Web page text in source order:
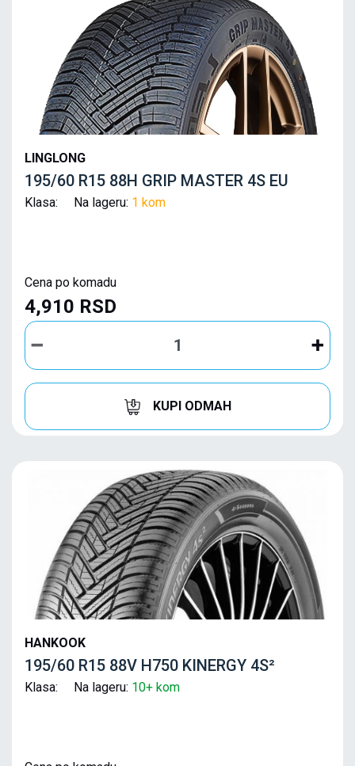
LINGLONG
195/60 R15 88H GRIP MASTER 4S EU
Klasa: Na lageru: 1 kom
Cena po komadu
4,910 RSD
KUPI ODMAH
HANKOOK
195/60 R15 88V H750 KINERGY 4S²
Klasa: Na lageru: 10+ kom